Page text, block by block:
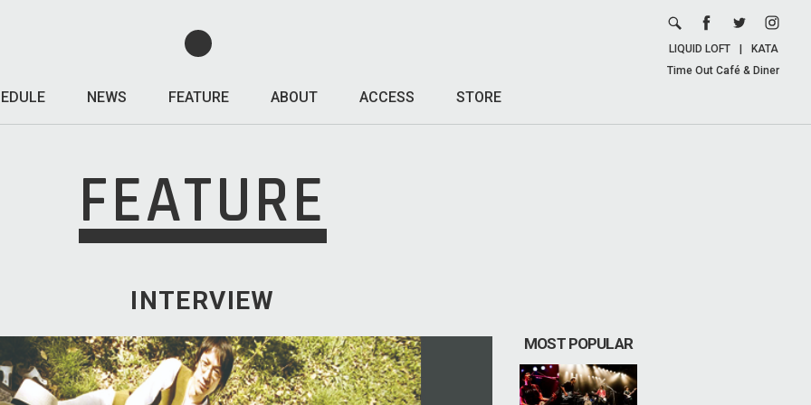
NEWS FEATURE ABOUT ACCESS STORE
LIQUID LOFT
KATA
Time Out Café & Diner
FEATURE
INTERVIEW
MOST POPULAR